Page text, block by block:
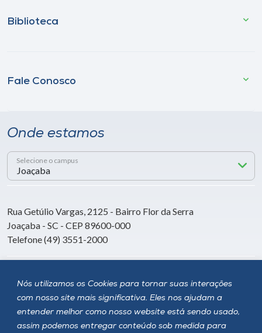
Nós utilizamos os Cookies para tornar suas interações
com nosso site mais significativa. Eles nos ajudam a
entender melhor como nosso website está sendo usado,
assim podemos entregar conteúdo sob medida para
Biblioteca
Fale Conosco
Onde estamos
Selecione o campus
Rua Getúlio Vargas, 2125 - Bairro Flor da Serra
Joaçaba - SC - CEP 89600-000
Telefone (49) 3551-2000
Siga a Unoesc